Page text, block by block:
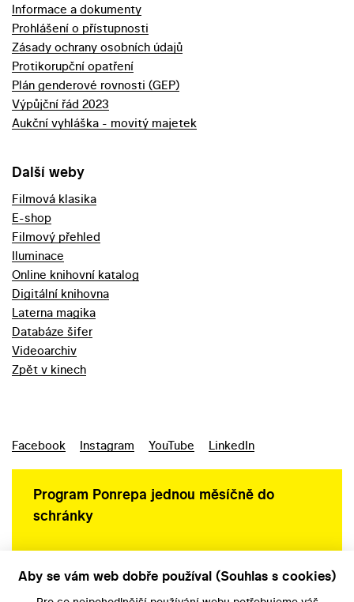
Informace a dokumenty
Prohlášení o přístupnosti
Zásady ochrany osobních údajů
Protikorupční opatření
Plán genderové rovnosti (GEP)
Výpůjční řád 2023
Aukční vyhláška - movitý majetek
Další weby
Filmová klasika
E-shop
Filmový přehled
Iluminace
Online knihovní katalog
Digitální knihovna
Laterna magika
Databáze šifer
Videoarchiv
Zpět v kinech
Facebook Instagram YouTube LinkedIn
Program Ponrepa jednou měsíčně do
schránky
Aby se vám web dobře používal (Souhlas s cookies)